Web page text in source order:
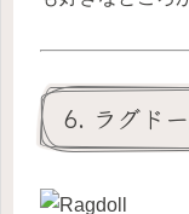
6. ラグド